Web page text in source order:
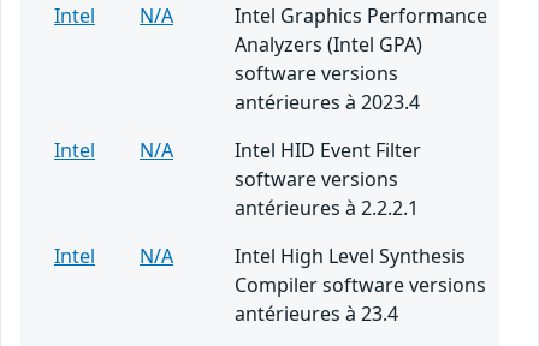
Intel
N/A
Intel Graphics Performance
Analyzers (Intel GPA)
software versions
antérieures à 2023.4
Intel
N/A
Intel HID Event Filter
software versions
antérieures à 2.2.2.1
Intel
N/A
Intel High Level Synthesis
Compiler software versions
antérieures à 23.4